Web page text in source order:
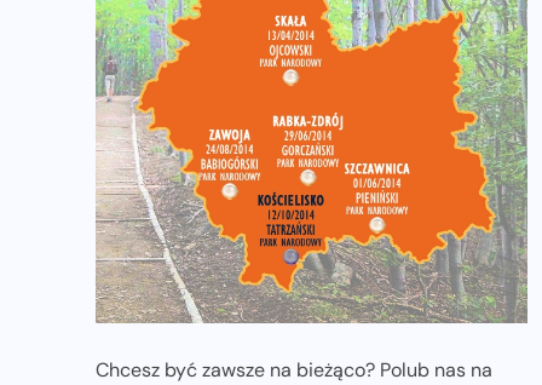
Chcesz być zawsze na bieżąco? Polub nas na